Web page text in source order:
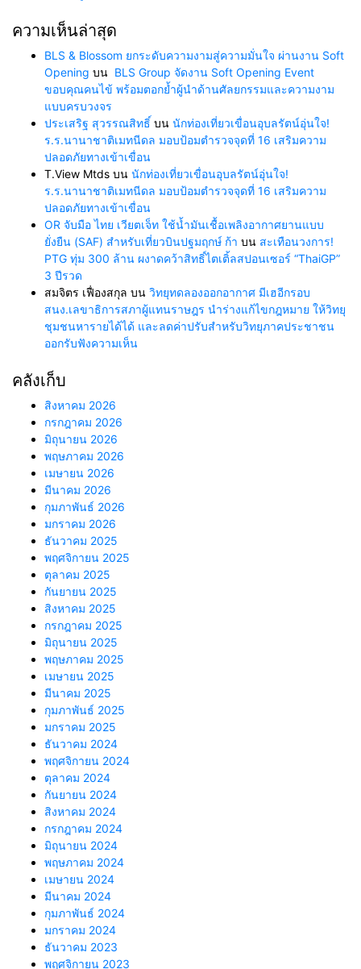
ความเห็นล่าสุด
BLS & Blossom ยกระดับความงามสู่ความมั่นใจ ผ่านงาน Soft
Opening บน BLS Group จัดงาน Soft Opening Event
ขอบคุณคนไข้ พร้อมตอกย้ำผู้นำด้านศัลยกรรมและความงาม
แบบครบวงจร
ประเสริฐ สุวรรณสิทธิ์ บน นักท่องเที่ยวเขื่อนอุบลรัตน์อุ่นใจ!
ร.ร.นานาชาติเมทนีดล มอบป้อมตำรวจจุดที่ 16 เสริมความ
ปลอดภัยทางเข้าเขื่อน
T.View Mtds บน นักท่องเที่ยวเขื่อนอุบลรัตน์อุ่นใจ!
ร.ร.นานาชาติเมทนีดล มอบป้อมตำรวจจุดที่ 16 เสริมความ
ปลอดภัยทางเข้าเขื่อน
OR จับมือ ไทย เวียตเจ็ท ใช้น้ำมันเชื้อเพลิงอากาศยานแบบ
ยั่งยืน (SAF) สำหรับเที่ยวบินปฐมฤกษ์ ก้า บน สะเทือนวงการ!
PTG ทุ่ม 300 ล้าน ผงาดคว้าสิทธิ์ไตเติ้ลสปอนเซอร์ “ThaiGP”
3 ปีรวด
สมจิตร เฟื่องสกุล บน วิทยุทดลองออกอากาศ มีเฮอีกรอบ
สนง.เลขาธิการสภาผู้แทนราษฎร นำร่างแก้ไขกฎหมาย ให้วิทยุ
ชุมชนหารายได้ได้ และลดค่าปรับสำหรับวิทยุภาคประชาชน
ออกรับฟังความเห็น
คลังเก็บ
สิงหาคม 2026
กรกฎาคม 2026
มิถุนายน 2026
พฤษภาคม 2026
เมษายน 2026
มีนาคม 2026
กุมภาพันธ์ 2026
มกราคม 2026
ธันวาคม 2025
พฤศจิกายน 2025
ตุลาคม 2025
กันยายน 2025
สิงหาคม 2025
กรกฎาคม 2025
มิถุนายน 2025
พฤษภาคม 2025
เมษายน 2025
มีนาคม 2025
กุมภาพันธ์ 2025
มกราคม 2025
ธันวาคม 2024
พฤศจิกายน 2024
ตุลาคม 2024
กันยายน 2024
สิงหาคม 2024
กรกฎาคม 2024
มิถุนายน 2024
พฤษภาคม 2024
เมษายน 2024
มีนาคม 2024
กุมภาพันธ์ 2024
มกราคม 2024
ธันวาคม 2023
พฤศจิกายน 2023